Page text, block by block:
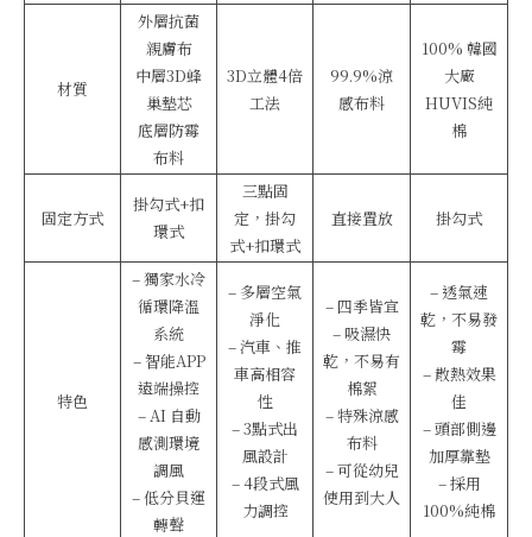
材質
外層抗菌
親膚布
中層3D蜂
巢墊芯
底層防霉
布料
3D立體4倍
工法
99.9%涼
感布料
100% 韓國
大廠
HUVIS純
棉
固定方式
掛勾式+扣
環式
三點固
定，掛勾
式+扣環式
直接置放 掛勾式
特色
– 獨家水冷
循環降溫
系統
– 智能APP
遠端操控
– AI 自動
感測環境
調風
– 低分貝運
轉聲
– 多層空氣
淨化
– 汽車、推
車高相容
性
– 3點式出
風設計
– 4段式風
力調控
– 四季皆宜
– 吸濕快
乾，不易有
棉絮
– 特殊涼感
布料
– 可從幼兒
使用到大人
– 透氣速
乾，不易發
霉
– 散熱效果
佳
– 頭部側邊
加厚靠墊
– 採用
100%純棉